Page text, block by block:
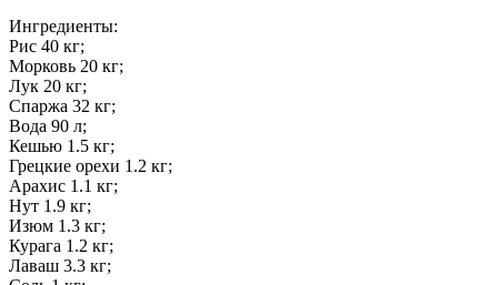
Ингредиенты:
Рис 40 кг;
Морковь 20 кг;
Лук 20 кг;
Спаржа 32 кг;
Вода 90 л;
Кешью 1.5 кг;
Грецкие орехи 1.2 кг;
Арахис 1.1 кг;
Нут 1.9 кг;
Изюм 1.3 кг;
Курага 1.2 кг;
Лаваш 3.3 кг;